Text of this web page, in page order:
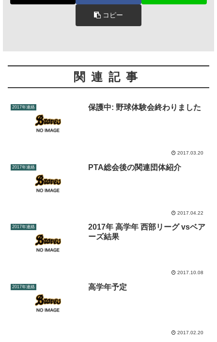
コピー
関連記事
2017年連絡 保護中: 野球体験会終わりました
2017.03.20
2017年連絡 PTA総会後の関連団体紹介
2017.04.22
2017年連絡
2017年 高学年 西部リーグ vsベア
ーズ結果
2017.10.08
2017年連絡 高学年予定
2017.02.20